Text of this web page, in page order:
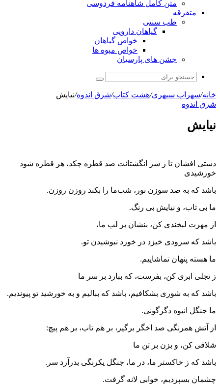
متن کامل شاهنامه فردوسی
متفرقه
طب سنتی
گیاهان دارویی
خواص گیاهان
خواص میوه ها
جشن های پارسیان
جستجو
برای
خانه/سهراب سپهری/هشت کتاب/شرق اندوه/نیایش
شرق اندوه
نیایش
دستی افشان تا ز سر انگشتانت صد قطره چکد، هر قطره شود
خورشیدی
باشد که به صد سوزن نور، شب‌ما را بکند روزن روزن.
ما بی تاب، و نیایش بی رنگ.
از مهرت لبخندی کن، بنشان بر لب ما،
باشد که سرودی خیزد در خورد نیوشیدن تو.
ما هسته پنهان تماشاییم.
ز تجلی ابری کن، بفرست، که ببارد بر سر ما
باشد که به شوری بشکافیم، باشد که ببالیم و به خورشید تو پیوندیم.
ما جنگل انبوه دگرگونی.
از آتش همرنگی صد اخگر برگیر، بر هم تاب، بر هم پیچ:
شلاقی کن، و بزن بر تن ما
باشد که ز خاکستر ما، در ما، جنگل یکرنگی بدرآرد سر.
چشمان بسپردیم، خوابی لانه گرفت.